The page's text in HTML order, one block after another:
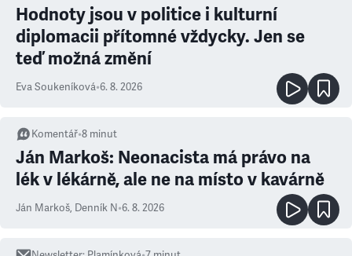
Hodnoty jsou v politice i kulturní
diplomacii přítomné vždycky. Jen se
teď možná změní
Eva Soukeníková•6. 8. 2026
Komentář•8 minut
Ján Markoš: Neonacista má právo na
lék v lékárně, ale ne na místo v kavárně
Ján Markoš, Denník N•6. 8. 2026